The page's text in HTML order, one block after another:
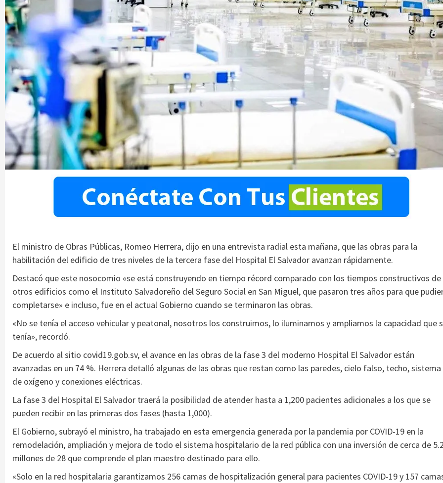
El ministro de Obras Públicas, Romeo Herrera, dijo en una entrevista radial esta mañana, que las obras para la
habilitación del edificio de tres niveles de la tercera fase del Hospital El Salvador avanzan rápidamente.
Destacó que este nosocomio «se está construyendo en tiempo récord comparado con los tiempos constructivos de
otros edificios como el Instituto Salvadoreño del Seguro Social en San Miguel, que pasaron tres años para que
completarse» e incluso, fue en el actual Gobierno cuando se terminaron las obras.
«No se tenía el acceso vehicular y peatonal, nosotros los construimos, lo iluminamos y ampliamos la capacidad que
tenía», recordó.
De acuerdo al sitio covid19.gob.sv, el avance en las obras de la fase 3 del moderno Hospital El Salvador están
avanzadas en un 74 %. Herrera detalló algunas de las obras que restan como las paredes, cielo falso, techo, sistema
de oxígeno y conexiones eléctricas.
La fase 3 del Hospital El Salvador traerá la posibilidad de atender hasta a 1,200 pacientes adicionales a los que se
pueden recibir en las primeras dos fases (hasta 1,000).
El Gobierno, subrayó el ministro, ha trabajado en esta emergencia generada por la pandemia por COVID-19 en la
remodelación, ampliación y mejora de todo el sistema hospitalario de la red pública con una inversión de cerca de
millones de 28 que comprende el plan maestro destinado para ello.
«Solo en la red hospitalaria garantizamos 256 camas de hospitalización general para pacientes COVID-19 y 157